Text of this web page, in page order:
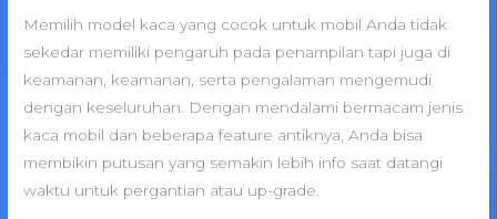
Memilih model kaca yang cocok untuk mobil Anda tidak
sekedar memiliki pengaruh pada penampilan tapi juga di
keamanan, keamanan, serta pengalaman mengemudi
dengan keseluruhan. Dengan mendalami bermacam jenis
kaca mobil dan beberapa feature antiknya, Anda bisa
membikin putusan yang semakin lebih info saat datangi
waktu untuk pergantian atau up-grade.